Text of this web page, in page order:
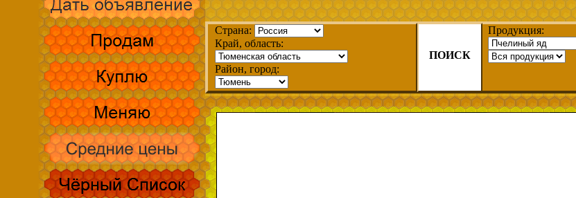
Страна:
Край, область:
Район, город:
Продукция:
ПОИСК